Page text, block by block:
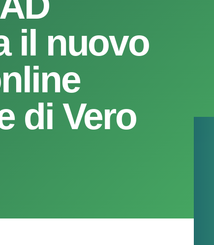
il nuovo
di Vero